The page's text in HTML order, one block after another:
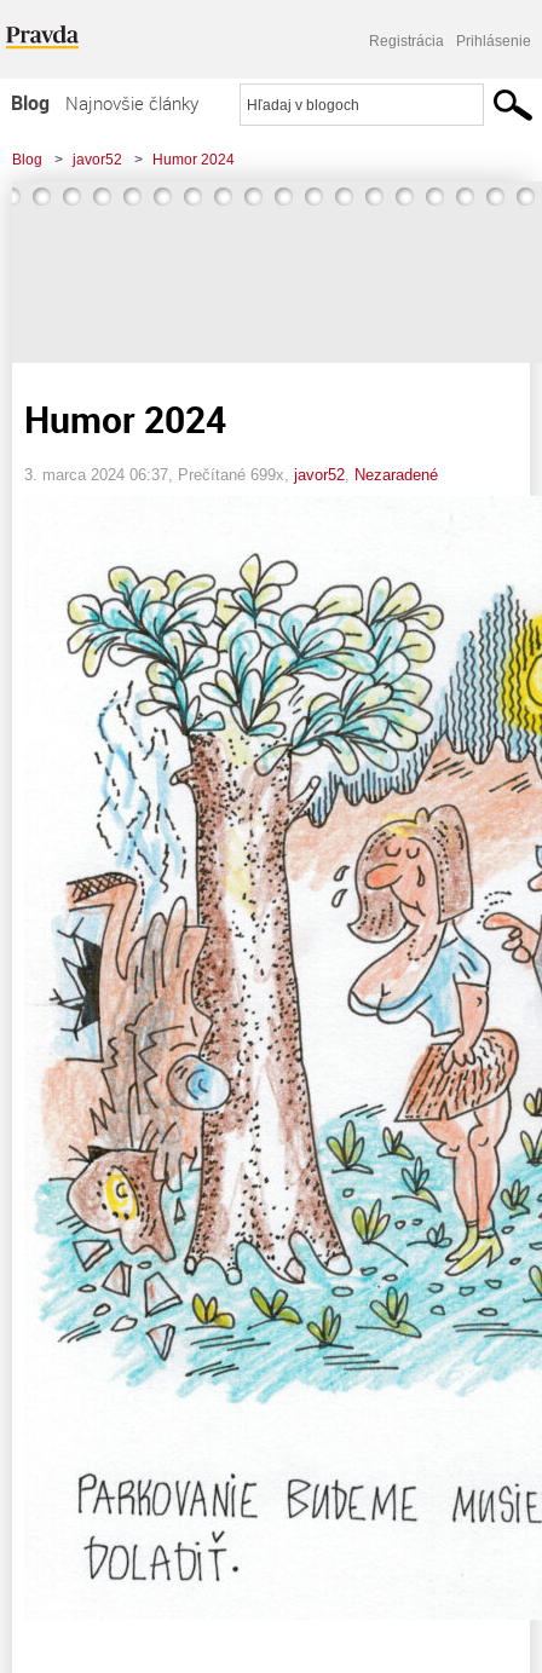
Registrácia Prihlásenie
Blog
Najnovšie články
Najčítanejšie články
Najkomentovanejšie články
Blog > javor52 > Humor 2024
Humor 2024
3. marca 2024 06:37 , Prečítané 699x, javor52 Nezaradené